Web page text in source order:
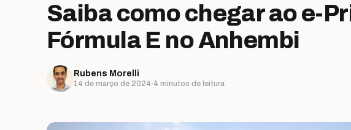
Saiba como chegar ao e-
Fórmula E no Anhembi
Rubens Morelli
14 de março de 2024·4 minutos de leitura